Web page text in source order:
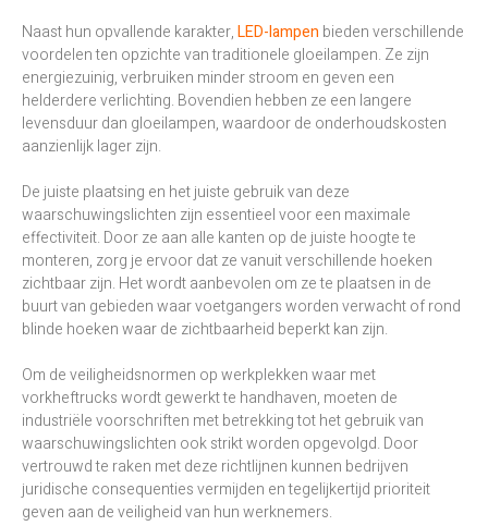
Naast hun opvallende karakter,LED-lampen bieden verschillende
voordelen ten opzichte van traditionele gloeilampen. Ze zijn
energiezuinig, verbruiken minder stroom en geven een
helderdere verlichting. Bovendien hebben ze een langere
levensduur dan gloeilampen, waardoor de onderhoudskosten
aanzienlijk lager zijn.
De juiste plaatsing en het juiste gebruik van deze
waarschuwingslichten zijn essentieel voor een maximale
effectiviteit. Door ze aan alle kanten op de juiste hoogte te
monteren, zorg je ervoor dat ze vanuit verschillende hoeken
zichtbaar zijn. Het wordt aanbevolen om ze te plaatsen in de
buurt van gebieden waar voetgangers worden verwacht of rond
blinde hoeken waar de zichtbaarheid beperkt kan zijn.
Om de veiligheidsnormen op werkplekken waar met
vorkheftrucks wordt gewerkt te handhaven, moeten de
industriële voorschriften met betrekking tot het gebruik van
waarschuwingslichten ook strikt worden opgevolgd. Door
vertrouwd te raken met deze richtlijnen kunnen bedrijven
juridische consequenties vermijden en tegelijkertijd prioriteit
geven aan de veiligheid van hun werknemers.